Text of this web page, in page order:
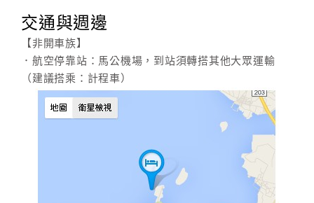
交通與週邊
【非開車族】
．航空停靠站：馬公機場，到站須轉搭其他大眾運輸
（建議搭乘：計程車）